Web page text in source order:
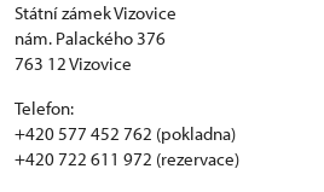
Státní zámek Vizovice
nám. Palackého 376
763 12 Vizovice
Telefon:
+420 577 452 762 (pokladna)
+420 722 611 972 (rezervace)